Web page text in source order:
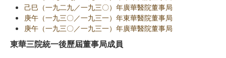
己巳（一九二九／一九三〇）年廣華醫院董事局
庚午（一九三〇／一九三一）年東華醫院董事局
庚午（一九三〇／一九三一）年廣華醫院董事局
東華三院統一後歷屆董事局成員